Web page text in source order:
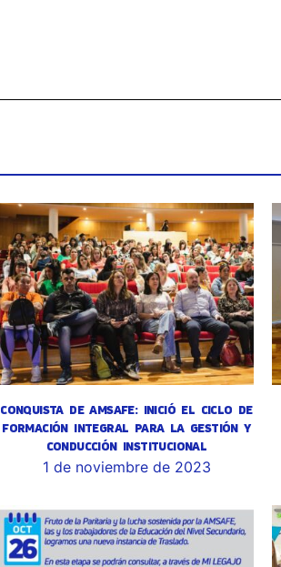
CONQUISTA DE AMSAFE: INICIÓ EL CICLO DE
FORMACIÓN INTEGRAL PARA LA GESTIÓN Y
CONDUCCIÓN INSTITUCIONAL
1 de noviembre de 2023